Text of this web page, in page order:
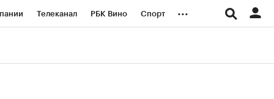
Телеканал РБК Вино Спорт ...